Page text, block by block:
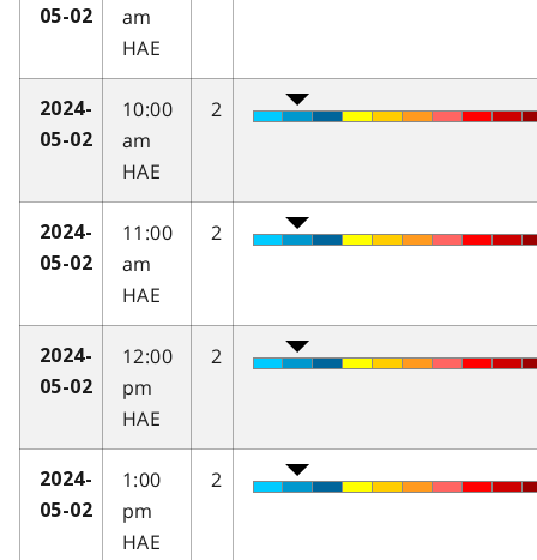
05-02
am
HAE
2024-
05-02
10:00
am
HAE
2
2024-
05-02
11:00
am
HAE
2
2024-
05-02
12:00
pm
HAE
2
2024-
05-02
1:00
pm
HAE
2